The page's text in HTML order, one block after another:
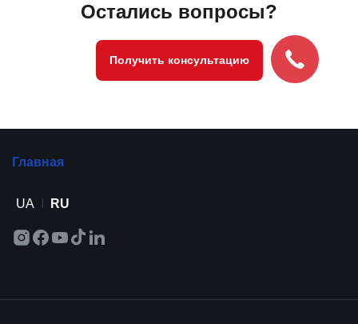
Остались вопросы?
Получить консультацию
Главная
UA RU